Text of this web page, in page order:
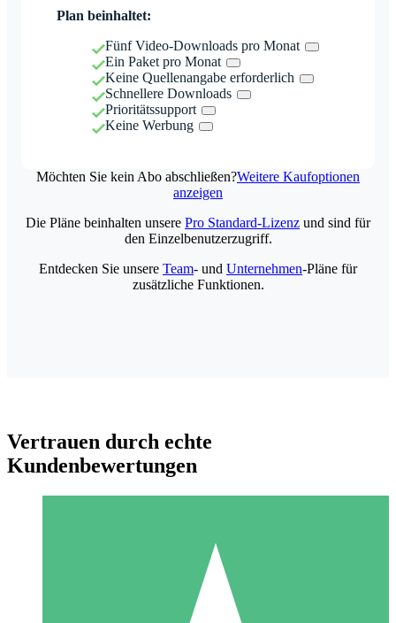
Plan beinhaltet:
Fünf Video-Downloads pro Monat
Ein Paket pro Monat
Keine Quellenangabe erforderlich
Schnellere Downloads
Prioritätssupport
Keine Werbung
Möchten Sie kein Abo abschließen?Weitere Kaufoptionen
anzeigen
Individuelle Credit-Pakete
Die Pläne beinhalten unsere Pro Standard-Lizenz und sind für
den Einzelbenutzerzugriff.
Entdecken Sie unsere Team- und Unternehmen-Pläne für
zusätzliche Funktionen.
Vertrauen durch echte
Kundenbewertungen